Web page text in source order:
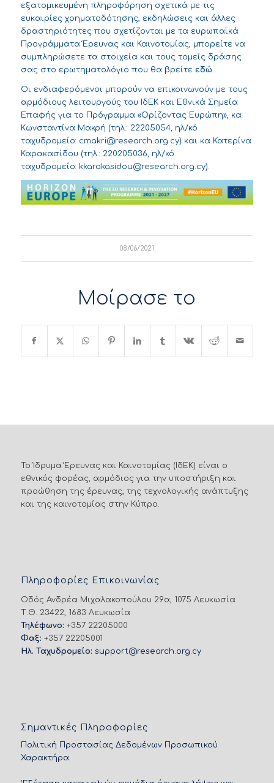
εξατομικευμένη πληροφόρηση σχετικά με τις
ευκαιρίες χρηματοδότησης, εκδηλώσεις και άλλες
δραστηριότητες που σχετίζονται με τα ευρωπαϊκά
Προγράμματα Έρευνας και Καινοτομίας, μπορείτε να
συμπληρώσετε τα στοιχεία και τους τομείς δράσης
σας στο ερωτηματολόγιο που θα βρείτε εδώ
Οι ενδιαφερόμενοι μπορούν να επικοινωνούν με τους
αρμόδιους λειτουργούς του ΙδΕΚ και Εθνικά Σημεία
Επαφής για το Πρόγραμμα «Ορίζοντας Ευρώπη», κα
Κωνσταντίνα Μακρή (τηλ.: 22205054, ηλ/κό
ταχυδρομείο: cmakri@research.org.cy) και κα Κατερίνα
Καρακασίδου (τηλ.: 220205036, ηλ/κό
ταχυδρομείο: kkarakasidou@research.org.cy).
08/06/2021
Μοίρασε το
Το Ίδρυμα Έρευνας και Καινοτομίας (ΙδΕΚ) είναι ο
εθνικός φορέας, αρμόδιος για την υποστήριξη και
προώθηση της έρευνας, της τεχνολογικής ανάπτυξης
και της καινοτομίας στην Κύπρο.
Πληροφορίες Επικοινωνίας
Οδός Ανδρέα Μιχαλακοπούλου 29α, 1075 Λευκωσία
Τ.Θ. 23422, 1683 Λευκωσία
Τηλέφωνο: +357 22205000
Φαξ: +357 22205001
Ηλ. Ταχυδρομείο: support@research.org.cy
Σημαντικές Πληροφορίες
Πολιτική Προστασίας Δεδομένων Προσωπικού
Χαρακτήρα